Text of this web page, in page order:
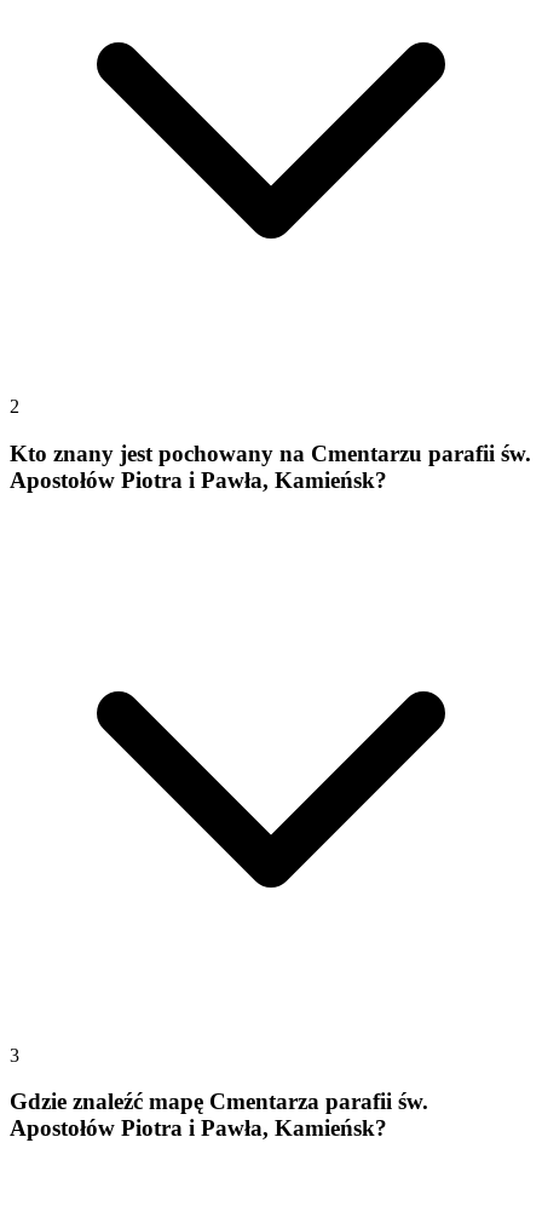
2
Kto znany jest pochowany na Cmentarzu parafii św.
Apostołów Piotra i Pawła, Kamieńsk?
3
Gdzie znaleźć mapę Cmentarza parafii św.
Apostołów Piotra i Pawła, Kamieńsk?